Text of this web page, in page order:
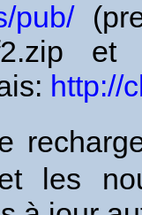
pub/
http://
les